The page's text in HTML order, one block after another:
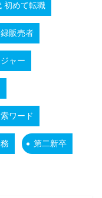
初めて転職
販売者
ャー
ワード
第二新卒